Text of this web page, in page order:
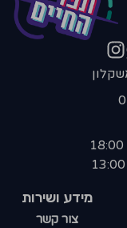
מידע ושירות
צור קשר